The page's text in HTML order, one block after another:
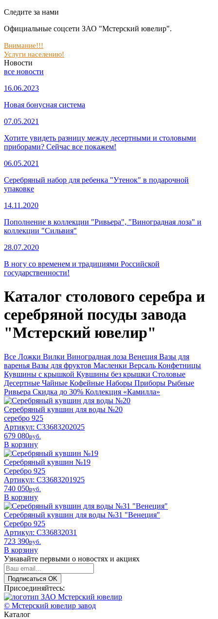
Следите за нами
Официальные соцсети ЗАО "Мстерский ювелир".
Внимание!!!
Услуги населению!
Новости
все новости
16.06.2023
Новая бонусная система
07.05.2021
Хотите увидеть разницу между десертными и столовыми
приборами? Сейчас все покажем!
06.05.2021
Серебряный набор для ребенка "Утенок" в подарочной
упаковке
14.11.2020
Пополнение в коллекции "Ривьера", "Виноградная лоза" и
коллекции "Сильвия"
28.07.2020
В ногу со временем и традициями Российской
государственности!
Каталог столового серебра и
серебряной посуды завода
"Мстерский ювелир"
Все Ложки Вилки Виноградная лоза Венеция Вазы для
варенья Вазы для фруктов Масленки Версаль Конфетницы
Кувшины с крышкой Кувшины без крышки Столовые
Десертные Чайные Кофейные Наборы Приборы Рыбные
Ривьера Скидка до 30% Коллекция «Камилла»
Серебряный кувшин для воды №20
серебро 925
Артикул: С33683202025
679 080pyб.
В корзину
Серебряный кувшин №19
Серебро 925
Артикул: С33683201925
740 050pyб.
В корзину
Серебряный кувшин для воды №31 "Венеция"
Серебро 925
Артикул: С336832031
723 390pyб.
В корзину
Узнавайте первыми о новостях и акциях
Подписаться OK
Присоединяйтесь:
© Мстерский ювелир завод
Каталог